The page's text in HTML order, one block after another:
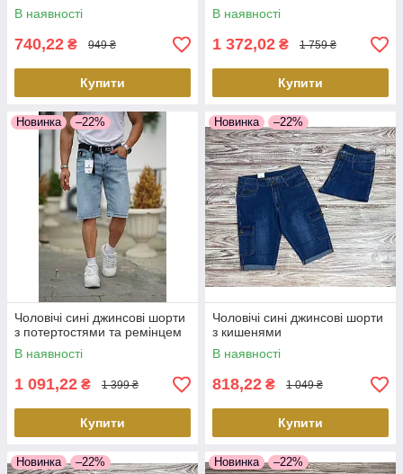
В наявності
740,22 ₴ 949 ₴
Купити
В наявності
1 372,02 ₴ 1 759 ₴
Купити
Новинка –22%
Чоловічі сині джинсові шорти
з потертостями та ремінцем
В наявності
1 091,22 ₴ 1 399 ₴
Купити
Новинка –22%
Чоловічі сині джинсові шорти
з кишенями
В наявності
818,22 ₴ 1 049 ₴
Купити
Новинка –22% Новинка –22%